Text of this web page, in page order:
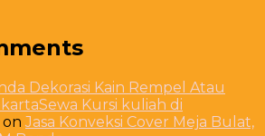
Dekorasi Kain Rempel Atau
Kursi kuliah di
onJasa Konveksi Cover Meja Bulat,